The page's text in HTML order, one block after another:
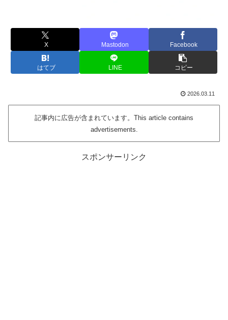
X Mastodon Facebook
はてブ LINE コピー
2026.03.11
記事内に広告が含まれています。This article contains
advertisements.
スポンサーリンク